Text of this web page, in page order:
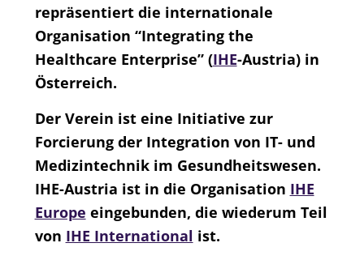
repräsentiert die internationale
Organisation “Integrating the
Healthcare Enterprise” (IHE-Austria) in
Österreich.
Der Verein ist eine Initiative zur
Forcierung der Integration von IT- und
Medizintechnik im Gesundheitswesen.
IHE-Austria ist in die Organisation IHE
Europe eingebunden, die wiederum Teil
von IHE International ist.